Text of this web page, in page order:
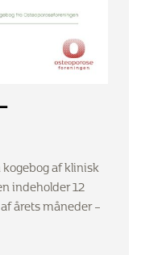
af klinisk
indeholder 12
årets måneder –